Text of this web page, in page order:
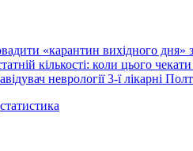
«карантин вихідного дня»
кількості: коли цього
неврології 3-ї лікарні
статистика